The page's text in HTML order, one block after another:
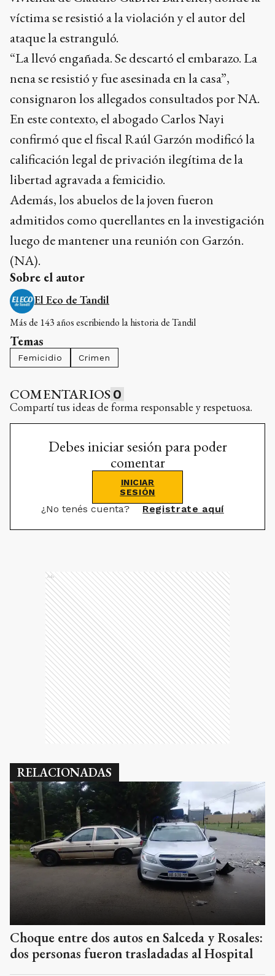
víctima se resistió a la violación y el autor del
ataque la estranguló.
“La llevó engañada. Se descartó el embarazo. La
nena se resistió y fue asesinada en la casa”,
consignaron los allegados consultados por NA.
En este contexto, el abogado Carlos Nayi
confirmó que el fiscal Raúl Garzón modificó la
calificación legal de privación ilegítima de la
libertad agravada a femicidio.
Además, los abuelos de la joven fueron
admitidos como querellantes en la investigación
luego de mantener una reunión con Garzón.
(NA).
Sobre el autor
El Eco de Tandil
Más de 143 años escribiendo la historia de Tandil
Temas
Femicidio Crimen
COMENTARIOS 0
Compartí tus ideas de forma responsable y respetuosa.
Debes iniciar sesión para poder
comentar
INICIAR
SESIÓN
¿No tenés cuenta? Registrate aquí
Ads
RELACIONADAS
Choque entre dos autos en Salceda y Rosales:
dos personas fueron trasladadas al Hospital